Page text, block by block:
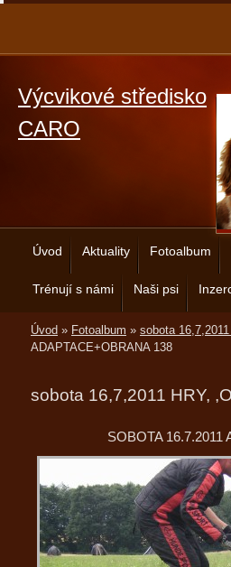
Výcvikové středisko
CARO
Úvod Aktuality Fotoalbum
Trénují s námi Naši psi
Úvod » Fotoalbum » sobota
ADAPTACE+OBRANA 138
sobota 16,7,2011 HRY,
SOBOTA 16.7.2011